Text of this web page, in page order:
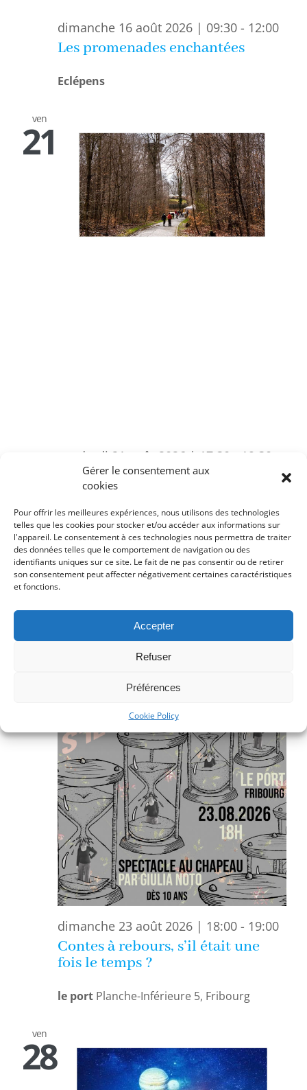
Gérer le consentement aux
cookies
Pour offrir les meilleures expériences, nous utilisons des technologies
telles que les cookies pour stocker et/ou accéder aux informations sur
l'appareil. Le consentement à ces technologies nous permettra de traiter
des données telles que le comportement de navigation ou des
identifiants uniques sur ce site. Le fait de ne pas consentir ou de retirer
son consentement peut affecter négativement certaines caractéristiques
et fonctions.
Accepter
Refuser
Préférences
Cookie Policy
dimanche 16 août 2026 | 09:30 - 12:00
Les promenades enchantées
Eclépens
ven
21
vendredi 21 août 2026 | 17:30 19:30
Mémoires d’écorces
parc SauvabelinCheminn de la
Chocolatière, Lausanne
CHF5 à CHF15
dim
23
dimanche 23 août 2026 | 18:00 - 19:00
Contes à rebours, s’il était une
fois le temps ?
le port Planche-Inférieure 5, Fribourg
ven
28